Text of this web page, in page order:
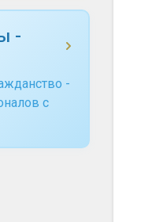
-
-
с